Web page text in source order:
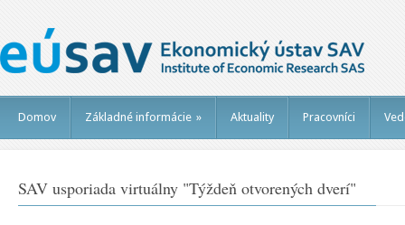
Domov Základné informácie » Aktuality Pracovníci
SAV usporiada virtuálny "Týždeň otvorených dverí"